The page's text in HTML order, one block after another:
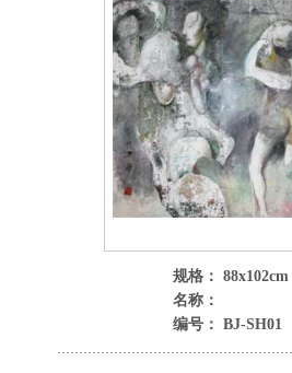
规格： 88x102cm
名称：
编号： BJ-SH01